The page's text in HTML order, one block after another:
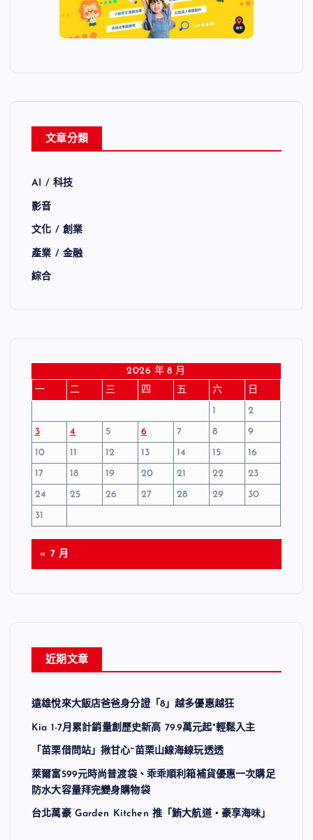
文章分類
AI / 科技
影音
文化 / 創業
產業 / 金融
綜合
2026 年 8 月
一
二 三 四 五 六
日
1
2
3
4 5 6 7 8
9
10
11 12 13 14 15
16
17
18 19 20 21 22
23
24
25 26 27 28 29
30
31
« 7 月
近期文章
遠雄悅來大飯店爸爸身分證「8」越多優惠越狂
Kia 1-7月累計銷量創歷史新高 79.9萬元起*輕鬆入主
「苗栗借問站」揪甘心~苗栗山線海線玩透透
萊爾富599元時尚普渡袋、乖乖順利箱補貨優惠一次購足
防水大容量拜完變身購物袋
台北萬豪 Garden Kitchen 推「鮪大航道・豪享海味」